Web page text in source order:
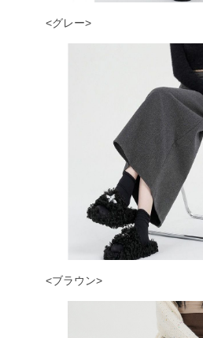
<グレー>
<ブラウン>